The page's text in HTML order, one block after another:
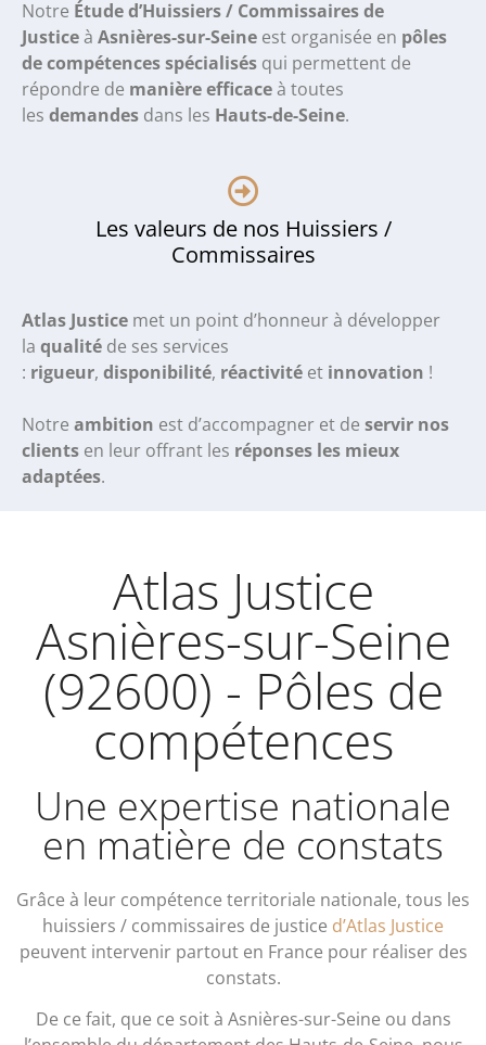
Notre Étude d’Huissiers / Commissaires de
Justiceà Asnières-sur-Seine est organisée en pôles
de compétences spécialisés qui permettent de
répondre de manière efficaceà toutes
les demandes dans les Hauts-de-Seine.
Les valeurs de nos Huissiers /
Commissaires
Atlas Justice met un point d’honneur à développer
la qualité de ses services
: rigueur, disponibilité, réactivité et innovation !
Notre ambition est d’accompagner et de servir nos
clients en leur offrant les réponses les mieux
adaptées.
Atlas Justice
Asnières-sur-Seine
(92600) - Pôles de
compétences
Une expertise nationale
en matière de constats
Grâce à leur compétence territoriale nationale, tous les
huissiers / commissaires de justice d’Atlas Justice
peuvent intervenir partout en France pour réaliser des
constats.
De ce fait, que ce soit à Asnières-sur-Seine ou dans